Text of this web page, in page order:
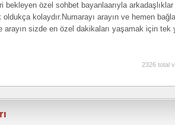
bekleyen özel sohbet bayanlaarıyla arkadaşlıklar
kolaydır.Numarayı arayın ve hemen
sizde en özel dakikaları yaşamak için tek
2326 total